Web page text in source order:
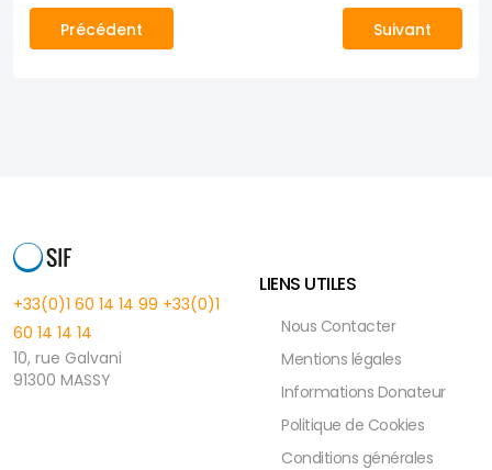
Article précédent : Le fil de Notre Avenir
Précédent Article
Suivant
+33(0)1 60 14 14 99 +33(0)1
60 14 14 14
10, rue Galvani
91300 MASSY
LIENS UTILES
Nous Contacter
Mentions légales
Informations Donateur
Politique de Cookies
Conditions générales